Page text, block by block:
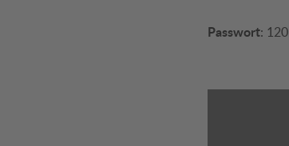
Passwort: 120